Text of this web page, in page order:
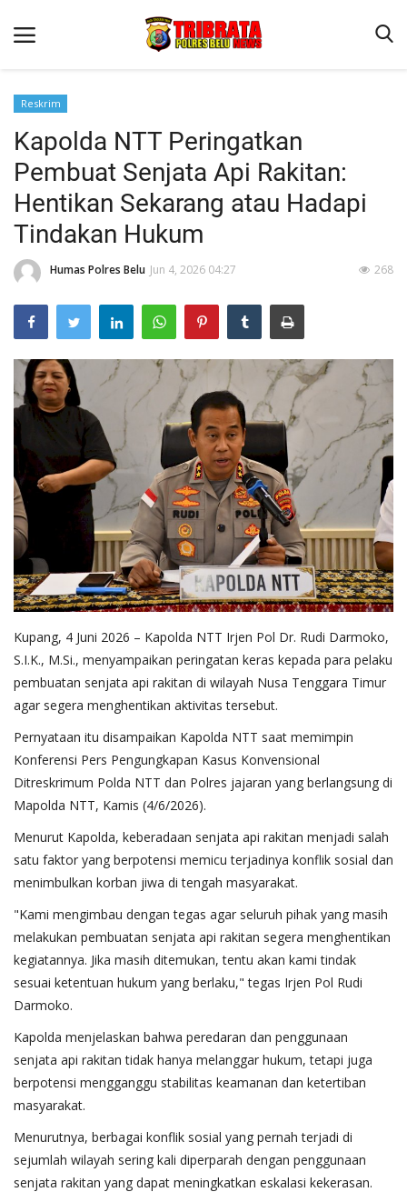
Beranda
Terms & Conditions
Reskrim
Binkam
Lantas
Polisi Kita
Mitra Polisi
Giat Ops
Reskrim
Kapolda NTT Peringatkan
Pembuat Senjata Api Rakitan:
Hentikan Sekarang atau Hadapi
Tindakan Hukum
Humas Polres Belu Jun 4, 2026 04:27 268
Kupang, 4 Juni 2026 – Kapolda NTT Irjen Pol Dr. Rudi Darmoko,
S.I.K., M.Si., menyampaikan peringatan keras kepada para pelaku
pembuatan senjata api rakitan di wilayah Nusa Tenggara Timur
agar segera menghentikan aktivitas tersebut.
Pernyataan itu disampaikan Kapolda NTT saat memimpin
Konferensi Pers Pengungkapan Kasus Konvensional
Ditreskrimum Polda NTT dan Polres jajaran yang berlangsung di
Mapolda NTT, Kamis (4/6/2026).
Menurut Kapolda, keberadaan senjata api rakitan menjadi salah
satu faktor yang berpotensi memicu terjadinya konflik sosial dan
menimbulkan korban jiwa di tengah masyarakat.
"Kami mengimbau dengan tegas agar seluruh pihak yang masih
melakukan pembuatan senjata api rakitan segera menghentikan
kegiatannya. Jika masih ditemukan, tentu akan kami tindak
sesuai ketentuan hukum yang berlaku," tegas Irjen Pol Rudi
Darmoko.
Kapolda menjelaskan bahwa peredaran dan penggunaan
senjata api rakitan tidak hanya melanggar hukum, tetapi juga
berpotensi mengganggu stabilitas keamanan dan ketertiban
masyarakat.
Menurutnya, berbagai konflik sosial yang pernah terjadi di
sejumlah wilayah sering kali diperparah dengan penggunaan
senjata rakitan yang dapat meningkatkan eskalasi kekerasan.